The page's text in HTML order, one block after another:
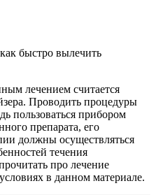
быстро вылечить
лечением считается
Проводить процедуры
пользоваться прибором
препарата, его
должны осуществляться
течения
про лечение
в данном материале.